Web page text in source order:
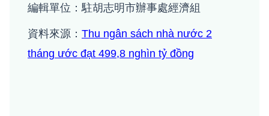
編輯單位：駐胡志明市辦事處經濟組
資料來源： Thu ngân sách nhà nước 2
tháng ước đạt 499,8 nghìn tỷ đồng